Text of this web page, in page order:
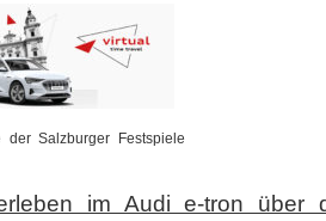
Salzburger Festspiele
im Audi e-tron über